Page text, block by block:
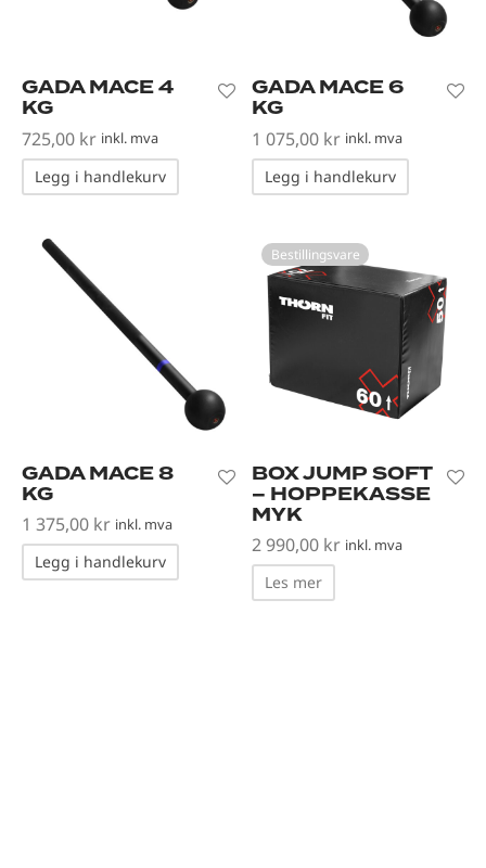
GADA MACE 4
KG
725,00 kr inkl. mva
Legg i handlekurv
GADA MACE 6
KG
1 075,00 kr inkl. mva
Legg i handlekurv
GADA MACE 8
KG
1 375,00 kr inkl. mva
Legg i handlekurv
Bestillingsvare
BOX JUMP SOFT
– HOPPEKASSE
MYK
2 990,00 kr inkl. mva
Les mer